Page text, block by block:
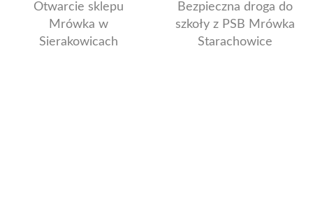
Otwarcie sklepu
Mrówka w
Sierakowicach
Bezpieczna droga do
szkoły z PSB Mrówka
Starachowice